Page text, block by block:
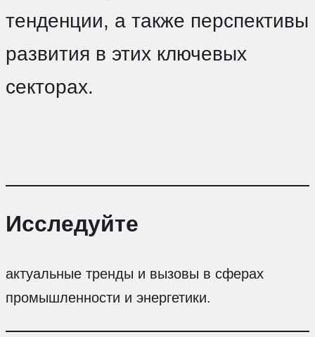
тенденции, а также перспективы
развития в этих ключевых
секторах.
Исследуйте
актуальные тренды и вызовы в сферах
промышленности и энергетики.